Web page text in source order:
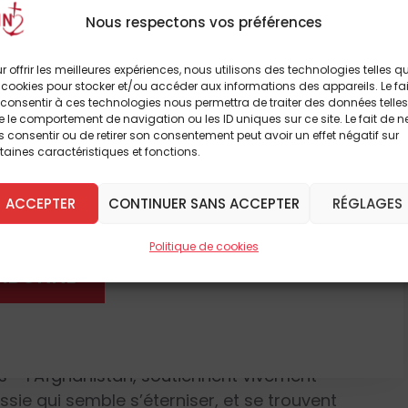
Nous respectons vos préférences
offrir les meilleures expériences, nous utilisons des technologies telles
pour stocker et/ou accéder aux informations des appareils. Le
à ces technologies nous permettra de traiter des données telles
le comportement de navigation ou les ID uniques sur ce site. Le fait de
consentir ou de retirer son consentement peut avoir un effet négatif sur
caractéristiques et fonctions.
ACCEPTER CONTINUER SANS ACCEPTER RÉGLAGES
Politique de cookies
(Onu). Sans jugement de
que ces deux parties, on peut penser qu’il
se sont invariablement soldés par les
la tentation d’appréhender la situation
irrépressible. Pourtant,volens nolens,
militaires, géopolitiques
européennes etc.) et religieux, à
qui veut comprendre la situation actuelle.
l’attaque terroriste portée par le
dans lequel les grands « équilibres »
Le Syrie voisine est économiquement à
puissant qu’il ne l’a jamais été. En Afrique
l’Afghanistan, soutiennent vivement
qui semble s’éterniser, et se trouvent
lire cet article
autres
DÈS À PRÉSENT